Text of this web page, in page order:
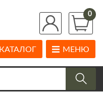
0
МЕНЮ
КАТАЛОГ